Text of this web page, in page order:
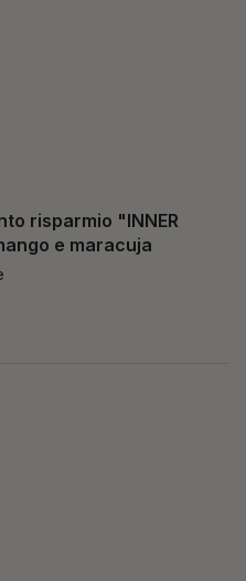
risparmio "INNER
e maracuja